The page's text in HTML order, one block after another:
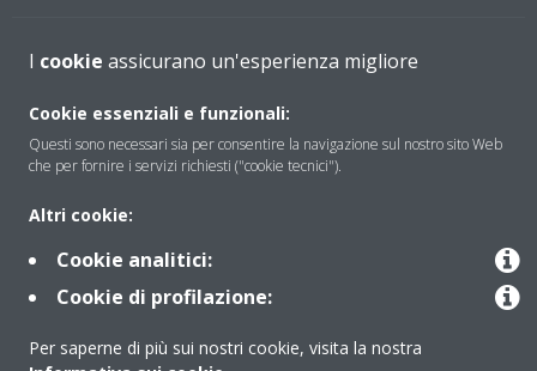
Soluzioni
Contattaci
Periodo di supporto definito
Politica di segnalazione e divulgazione delle vulnerabilità del
Gruppo Daikin Europe
I cookie assicurano un'esperienza migliore
Cookie essenziali e funzionali:
Questi sono necessari sia per consentire la navigazione sul nostro sito Web
che per fornire i servizi richiesti ("cookie tecnici").
Altri cookie:
Cookie analitici:
Cookie di profilazione:
Per saperne di più sui nostri cookie, visita la nostra